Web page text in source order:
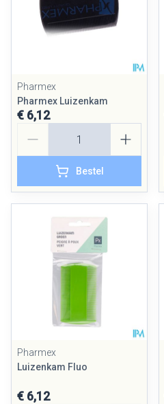
Pharmex
Pharmex Luizenkam
€ 6,12
Bestel
Pharmex
Luizenkam Fluo
€ 6,12